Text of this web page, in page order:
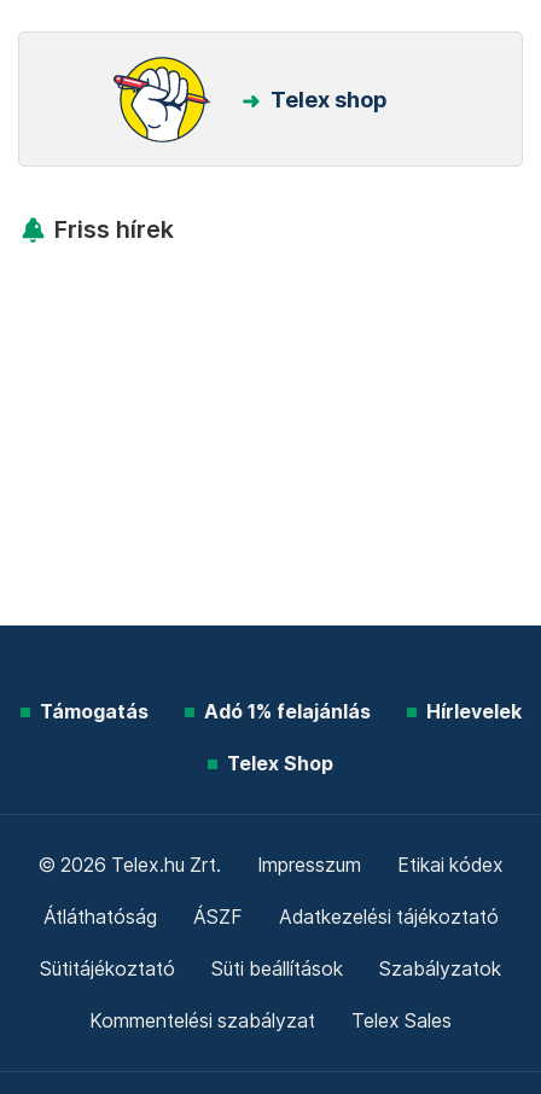
Telex shop
Friss hírek
Támogatás Adó 1% felajánlás Hírlevelek
Telex Shop
© 2026 Telex.hu Zrt. Impresszum Etikai kódex
Átláthatóság ÁSZF Adatkezelési tájékoztató
Sütitájékoztató Süti beállítások Szabályzatok
Kommentelési szabályzat Telex Sales